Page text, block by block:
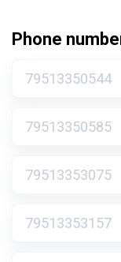
Phone
79513350544
79513350585
79513353075
79513353157